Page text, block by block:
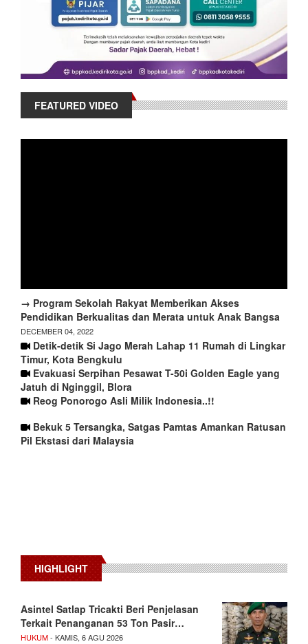
FEATURED VIDEO
→ Program Sekolah Rakyat Memberikan Akses
Pendidikan Berkualitas dan Merata untuk Anak Bangsa
DECEMBER 04, 2022
Detik-detik Si Jago Merah Lahap 11 Rumah di Lingkar
Timur, Kota Bengkulu
Evakuasi Serpihan Pesawat T-50i Golden Eagle yang
Jatuh di Nginggil, Blora
Reog Ponorogo Asli Milik Indonesia..!!
Bekuk 5 Tersangka, Satgas Pamtas Amankan Ratusan
Pil Ekstasi dari Malaysia
HIGHLIGHT
Asintel Satlap Tricakti Beri Penjelasan
Terkait Penanganan 53 Ton Pasir…
HUKUM- KAMIS, 6 AGU 2026